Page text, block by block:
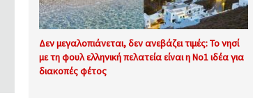
Δεν μεγαλοπιάνεται, δεν ανεβάζει τιμές: Το νησί
με τη φουλ ελληνική πελατεία είναι η No1 ιδέα για
διακοπές φέτος